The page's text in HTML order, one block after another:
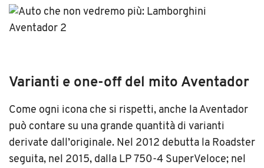
Varianti e one-off del mito Aventador
Come ogni icona che si rispetti, anche la Aventador
può contare su una grande quantità di varianti
derivate dall’originale. Nel 2012 debutta la Roadster
seguita, nel 2015, dalla LP 750-4 SuperVeloce; nel